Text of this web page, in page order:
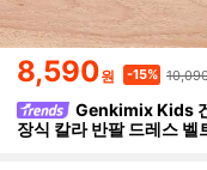
8,590원 -15%
Genkimix Kids
장식 칼라 반팔 드레스 벨